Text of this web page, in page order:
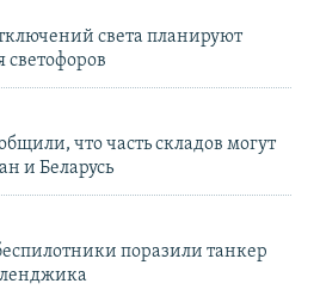
света планируют
светофоров
что часть складов могут
и Беларусь
поразили танкер